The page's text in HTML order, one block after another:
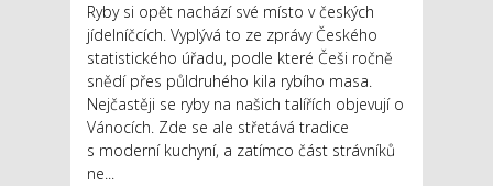
Ryby si opět nachází své místo v českých
jídelníčcích. Vyplývá to ze zprávy Českého
statistického úřadu, podle které Češi ročně
snědí přes půldruhého kila rybího masa.
Nejčastěji se ryby na našich talířích objevují o
Vánocích. Zde se ale střetává tradice
s moderní kuchyní, a zatímco část strávníků
ne...